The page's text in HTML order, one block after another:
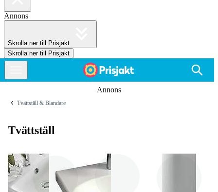
Annons
Skrolla ner till Prisjakt
Skrolla ner till Prisjakt
Annons
Tvättställ & Blandare
Tvättställ